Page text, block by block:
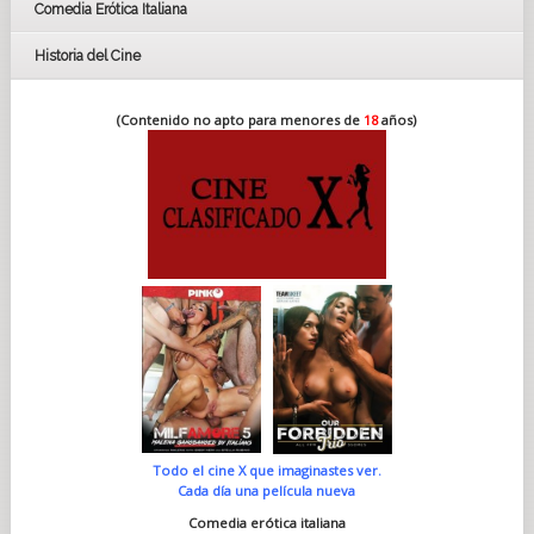
Comedia Erótica Italiana
Historia del Cine
(Contenido no apto para menores de 18años)
Todo el cine X que imaginastes ver.
Cada día una película nueva
Comedia erótica italiana